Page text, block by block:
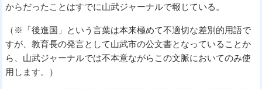
からだったことはすでに山武ジャーナルで報じている。
（※「後進国」という言葉は本来極めて不適切な差別的用語で
すが、教育長の発言として山武市の公文書となっていることか
ら、山武ジャーナルでは不本意ながらこの文脈においてのみ使
用します。）